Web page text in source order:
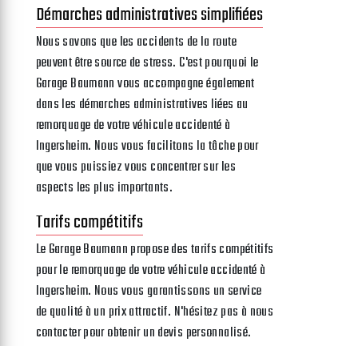
Démarches administratives simplifiées
Nous savons que les accidents de la route
peuvent être source de stress. C'est pourquoi le
Garage Baumann vous accompagne également
dans les démarches administratives liées au
remorquage de votre véhicule accidenté à
Ingersheim. Nous vous facilitons la tâche pour
que vous puissiez vous concentrer sur les
aspects les plus importants.
Tarifs compétitifs
Le Garage Baumann propose des tarifs compétitifs
pour le remorquage de votre véhicule accidenté à
Ingersheim. Nous vous garantissons un service
de qualité à un prix attractif. N'hésitez pas à nous
contacter pour obtenir un devis personnalisé.